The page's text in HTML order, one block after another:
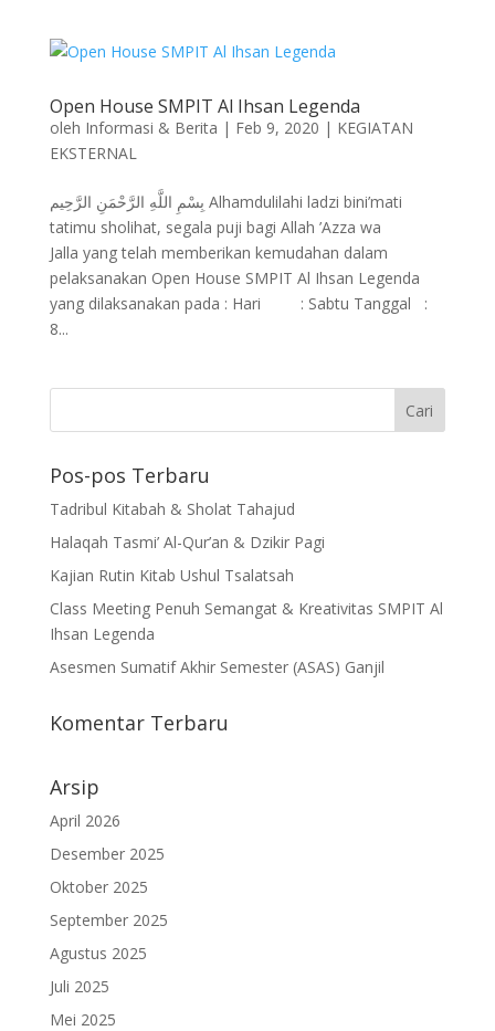
Open House SMPIT Al Ihsan Legenda
oleh Informasi & Berita | Feb 9, 2020 | KEGIATAN
EKSTERNAL
بِسْمِ اللَّهِ الرَّحْمَنِ الرَّحِيم Alhamdulilahi ladzi bini’mati
tatimu sholihat, segala puji bagi Allah ’Azza wa
Jalla yang telah memberikan kemudahan dalam
pelaksanakan Open House SMPIT Al Ihsan Legenda
yang dilaksanakan pada : Hari : Sabtu Tanggal :
8...
Pos-pos Terbaru
Tadribul Kitabah & Sholat Tahajud
Halaqah Tasmi’ Al-Qur’an & Dzikir Pagi
Kajian Rutin Kitab Ushul Tsalatsah
Class Meeting Penuh Semangat & Kreativitas SMPIT Al
Ihsan Legenda
Asesmen Sumatif Akhir Semester (ASAS) Ganjil
Komentar Terbaru
Arsip
April 2026
Desember 2025
Oktober 2025
September 2025
Agustus 2025
Juli 2025
Mei 2025